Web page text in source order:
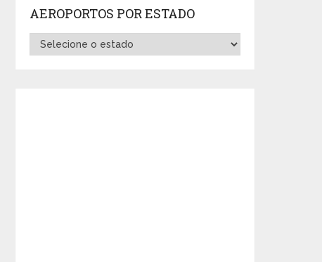
AEROPORTOS POR ESTADO
Aeroportos
por